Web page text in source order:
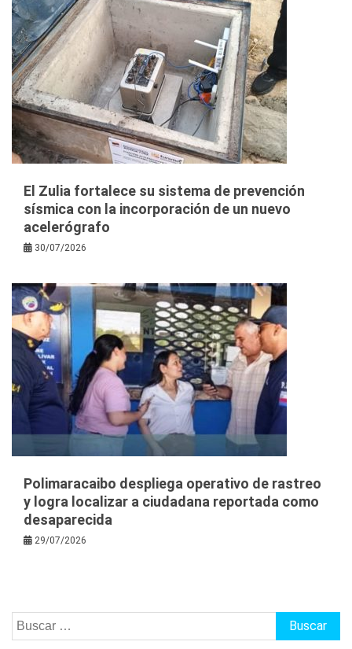
El Zulia fortalece su sistema de prevención
sísmica con la incorporación de un nuevo
acelerógrafo
30/07/2026
Polimaracaibo despliega operativo de rastreo
y logra localizar a ciudadana reportada como
desaparecida
29/07/2026
Buscar: